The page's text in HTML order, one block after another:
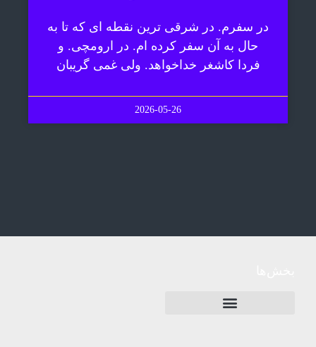
در سفرم. در شرقی ترین نقطه ای که تا به
حال به آن سفر کرده ام. در ارومچی. و
فردا کاشغر خداخواهد. ولی غمی گریبان
2026-05-26